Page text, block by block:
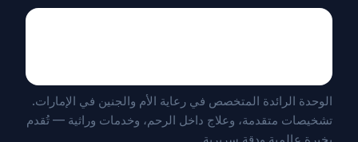
الوحدة الرائدة المتخصص في رعاية الأم والجنين في الإمارات.
تشخيصات متقدمة، وعلاج داخل الرحم، وخدمات وراثية — تُقدم